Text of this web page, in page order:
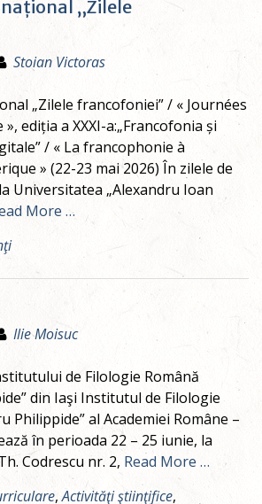
„Zilele
Stoian Victoras
„Zilele francofoniei” / « Journées
ediția a XXXI-a:„Francofonia și
/ « La francophonie à
» (22-23 mai 2026) În zilele de
Universitatea „Alexandru Ioan
More …
Ilie Moisuc
de Filologie Română
din Iaşi Institutul de Filologie
Philippide” al Academiei Române –
în perioada 22 – 25 iunie, la
Codrescu nr. 2, Read More …
,Activităţi ştiinţifice,